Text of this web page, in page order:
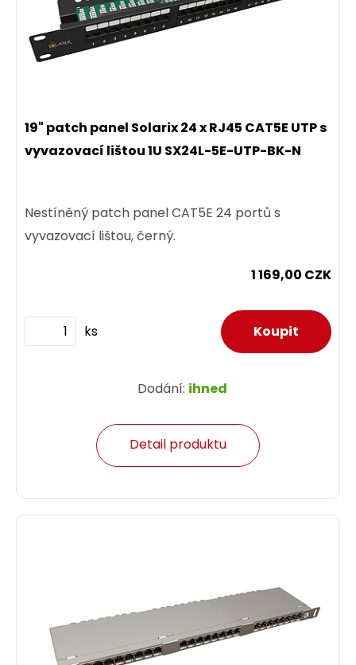
19" patch panel Solarix 24 x RJ45 CAT5E UTP s
vyvazovací lištou 1U SX24L-5E-UTP-BK-N
Nestíněný patch panel CAT5E 24 portů s
vyvazovací lištou, černý.
1 169,00 CZK
ks
Dodání: ihned
Detail produktu